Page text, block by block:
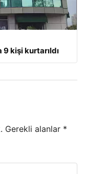
9 kişi kurtarıldı
Gerekli alanlar *